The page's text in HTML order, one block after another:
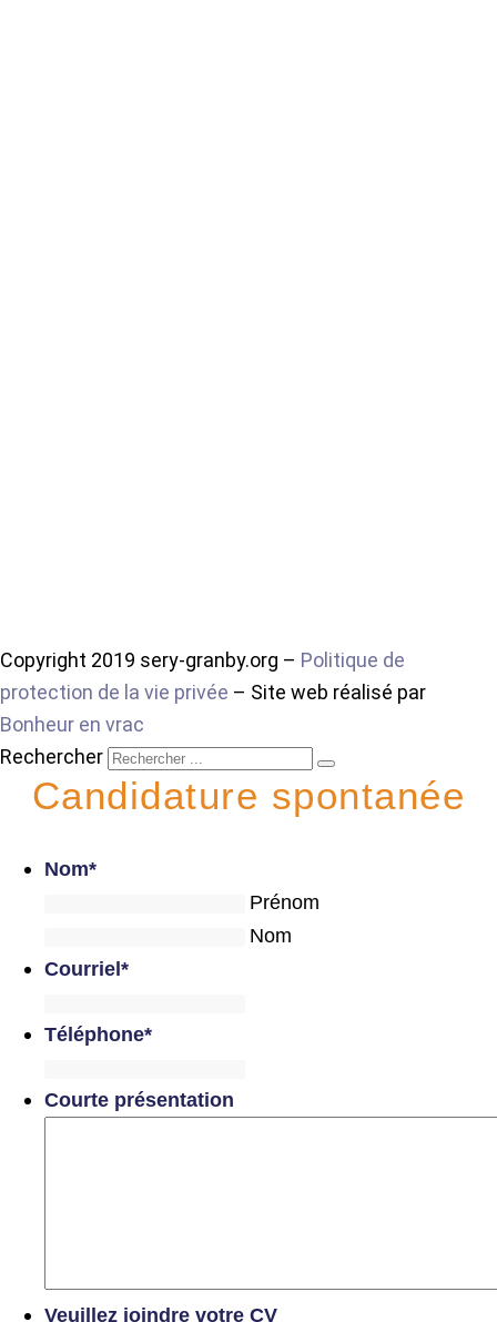
Copyright 2019 sery-granby.org – Politique de
protection de la vie privée – Site web réalisé par
Bonheur en vrac
Rechercher
Candidature spontanée
Nom*
Prénom
Nom
Courriel*
Téléphone*
Courte présentation
Veuillez joindre votre CV